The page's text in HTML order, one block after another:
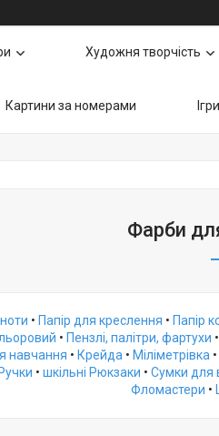
Художня творчість
Картини за номерами
Фарби
• Папір для креслення • Папір
• Пензлі, палітри, фартухи •
навчання • Крейда • Міліметрівка •
Ручки • шкільні Рюкзаки • Сумки для
Фломастери •